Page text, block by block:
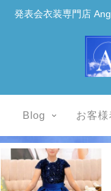
発表会衣装専門店
Blog お客